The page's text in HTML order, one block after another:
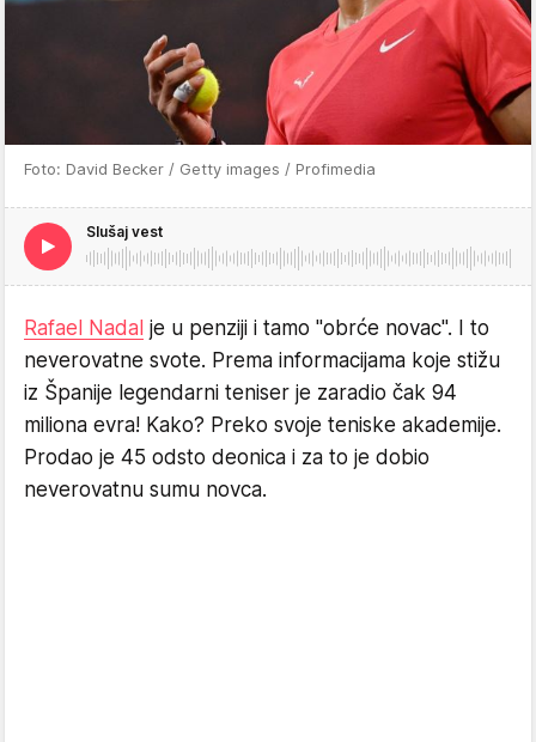
Foto: David Becker / Getty images / Profimedia
Slušaj vest
Rafael Nadal je u penziji i tamo "obrće novac". I to
neverovatne svote. Prema informacijama koje stižu
iz Španije legendarni teniser je zaradio čak 94
miliona evra! Kako? Preko svoje teniske akademije.
Prodao je 45 odsto deonica i za to je dobio
neverovatnu sumu novca.